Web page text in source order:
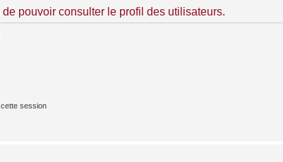
pouvoir consulter le profil des utilisateurs.
session